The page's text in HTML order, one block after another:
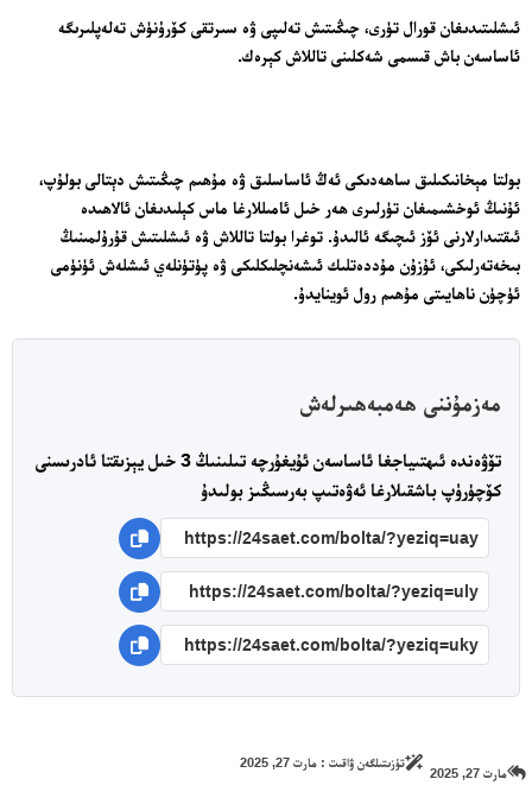
ئاناسەھىپە
بىز كىم؟
بىزنى قوللاڭ
ئالاقىلىشىش
ئىشلىتىدىغان قورال تۈرى، چىڭىتىش تەلىپى ۋە سىرتقى كۆرۈنۈش تەلەپلىرىگە
ئاساسەن باش قىسمى شەكلىنى تاللاش كېرەك.
بولتا مېخانىكىلىق ساھەدىكى ئەڭ ئاساسلىق ۋە مۇھىم چىڭىتىش دېتالى بولۇپ،
ئۇنىڭ ئوخشىمىغان تۈرلىرى ھەر خىل ئامىللارغا ماس كېلىدىغان ئالاھىدە
ئىقتىدارلارنى ئۆز ئىچىگە ئالىدۇ. توغرا بولتا تاللاش ۋە ئىشلىتىش قۇرۇلمىنىڭ
بىخەتەرلىكى، ئۇزۇن مۇددەتلىك ئىشەنچلىكلىكى ۋە پۈتۈنلەي ئىشلەش ئۈنۈمى
ئۈچۈن ناھايىتى مۇھىم رول ئوينايدۇ.
مەزمۇننى ھەمبەھىرلەش
تۆۋەندە ئىھتىياجغا ئاساسەن ئۇيغۇرچە تىلىنىڭ 3 خىل يېزىقتا ئادرىسنى
كۆچۈرۈپ باشقىلارغا ئەۋەتىپ بەرسىڭىز بولىدۇ
مارت 27, 2025
تۈزىتىلگەن ۋاقىت : مارت 27, 2025